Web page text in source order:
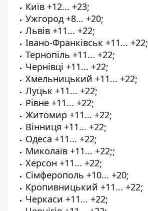
Київ +12... +23;
Ужгород +8... +20;
Львів +11... +22;
Івано-Франківськ +11... +22;
Тернопіль +11... +22;
Чернівці +11... +22;
Хмельницький +11... +22;
Луцьк +11... +22;
Рівне +11... +22;
Житомир +11... +22;
Вінниця +11... +22;
Одеса +11... +22;
Миколаїв +11... +22;;
Херсон +11... +22;
Сімферополь +10... +20;
Кропивницький +11... +22;
Черкаси +11... +22;